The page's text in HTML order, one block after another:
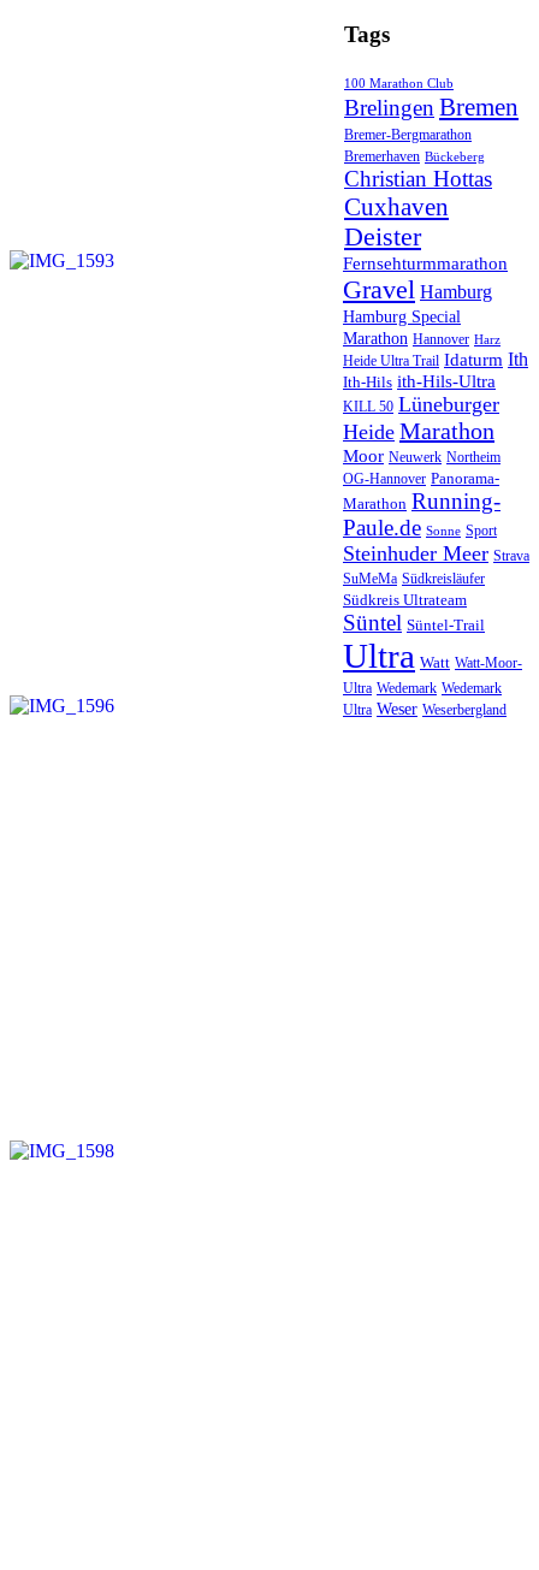
Tags
100 Marathon Club
Brelingen Bremen
Bremer-Bergmarathon
Bremerhaven Bückeberg
Christian Hottas
Cuxhaven
Deister
Fernsehturmmarathon
Gravel Hamburg
Hamburg Special
Marathon Hannover Harz
Heide Ultra Trail Idaturm Ith
Ith-Hils ith-Hils-Ultra
KILL 50 Lüneburger
Heide Marathon
Moor Neuwerk Northeim
OG-Hannover Panorama-
Marathon Running-
Paule.de Sonne Sport
Steinhuder Meer Strava
SuMeMa Südkreisläufer
Südkreis Ultrateam
Süntel Süntel-Trail
Ultra Watt Watt-Moor-
Ultra Wedemark Wedemark
Ultra Weser Weserbergland